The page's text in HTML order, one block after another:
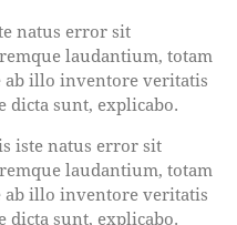
natus error sit
laudantium, totam
ab illo inventore veritatis
dicta sunt, explicabo.
iste natus error sit
laudantium, totam
ab illo inventore veritatis
dicta sunt, explicabo.